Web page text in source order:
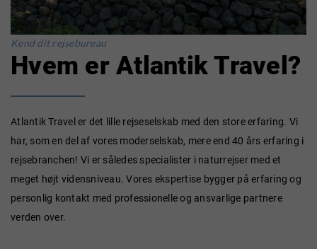
Kend dit rejsebureau
Hvem er Atlantik Travel?
Atlantik Travel er det lille rejseselskab med den store erfaring. Vi
har, som en del af vores moderselskab, mere end 40 års erfaring i
rejsebranchen! Vi er således specialister i naturrejser med et
meget højt vidensniveau. Vores ekspertise bygger på erfaring og
personlig kontakt med professionelle og ansvarlige partnere
verden over.